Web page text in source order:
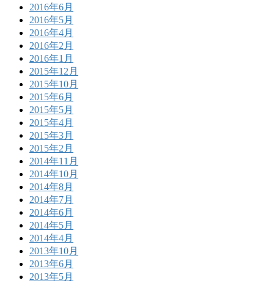
2016年6月
2016年5月
2016年4月
2016年2月
2016年1月
2015年12月
2015年10月
2015年6月
2015年5月
2015年4月
2015年3月
2015年2月
2014年11月
2014年10月
2014年8月
2014年7月
2014年6月
2014年5月
2014年4月
2013年10月
2013年6月
2013年5月